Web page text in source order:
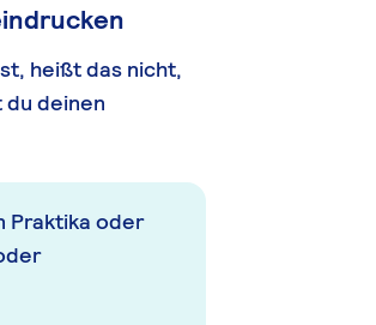
heißt das nicht,
deinen
Praktika oder